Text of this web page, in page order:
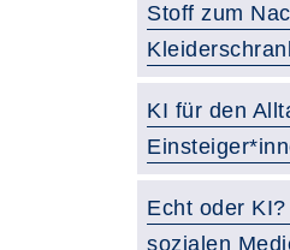
Stoff zum
KI für den
Echt oder
sozialen